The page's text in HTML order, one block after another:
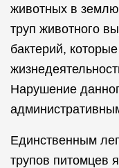
животных в
труп животного
бактерий,
Нарушение
Единственным
трупов питомцев